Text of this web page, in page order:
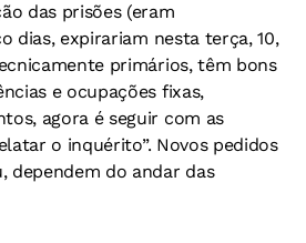
das prisões (eram
dias, expirariam nesta terça, 10,
primários, têm bons
e ocupações fixas,
agora é seguir com as
o inquérito”. Novos pedidos
dependem do andar das